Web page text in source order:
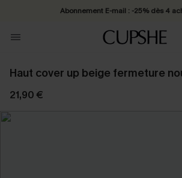
Abonnement E-mail : -25% dès 4
Haut cover up beige fermeture
21,90 €